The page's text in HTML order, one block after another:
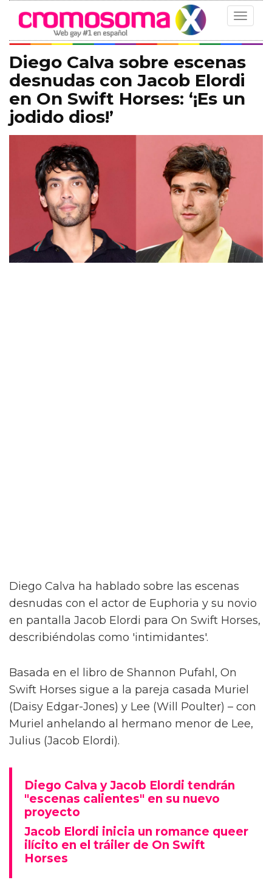
Toggle
Diego Calva sobre escenas
desnudas con Jacob Elordi
en On Swift Horses: ‘¡Es un
jodido dios!’
Diego Calva ha hablado sobre las escenas
desnudas con el actor de Euphoria y su novio
en pantalla Jacob Elordi para On Swift Horses,
describiéndolas como 'intimidantes'.
Basada en el libro de Shannon Pufahl, On
Swift Horses sigue a la pareja casada Muriel
(Daisy Edgar-Jones) y Lee (Will Poulter) – con
Muriel anhelando al hermano menor de Lee,
Julius (Jacob Elordi).
Diego Calva y Jacob Elordi tendrán
"escenas calientes" en su nuevo
proyecto
Jacob Elordi inicia un romance queer
ilícito en el tráiler de On Swift
Horses